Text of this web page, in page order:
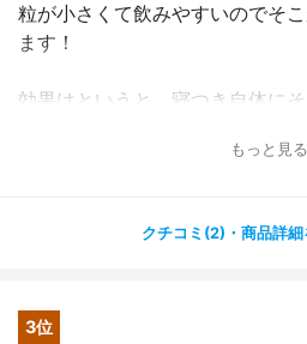
粒が小さくて飲みやすいのでそ
ます！
効果はというと、寝つき自体に
夜中起きずにぐっすりなので続け
もっと見る
クチコミ(2)・商品詳細
3位